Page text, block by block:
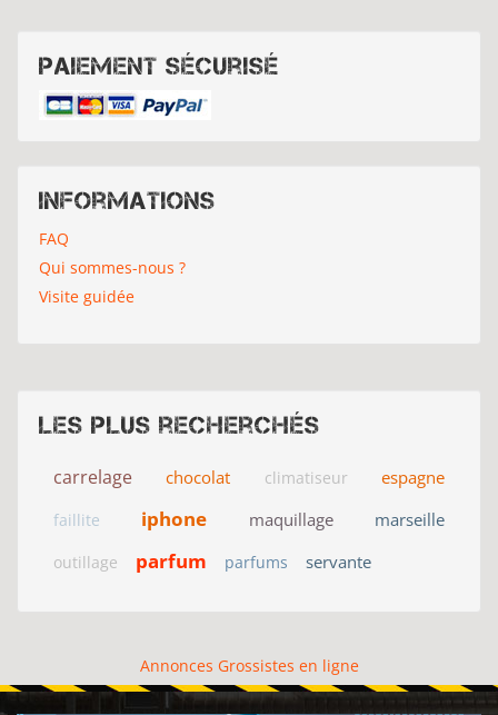
Paiement sécurisé
Informations
FAQ
Qui sommes-nous ?
Visite guidée
Les plus recherchés
carrelage chocolat climatiseur espagne
faillite iphone maquillage marseille
outillage parfum parfums servante
Annonces Grossistes en ligne